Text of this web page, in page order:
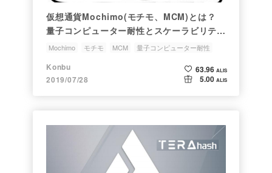
仮想通貨Mochimo(モチモ、MCM)とは？
量子コンピューター耐性とスケーラビリティ
を備えた次世代コイン！
Mochimo モチモ MCM
量子コンピューター耐性
NoICO
Konbu
2019/07/28
63.96 ALIS
5.00 ALIS